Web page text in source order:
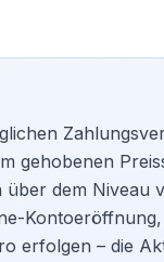
gehobenen
dem Niveau
erfolgen – die